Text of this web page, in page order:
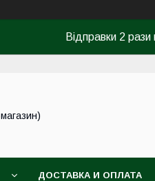
Відправки 2
ДОСТАВКА И ОПЛАТА